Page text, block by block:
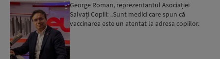
George Roman, reprezentantul Asociației
Salvați Copiii: „Sunt medici care spun că
vaccinarea este un atentat la adresa copiilor.